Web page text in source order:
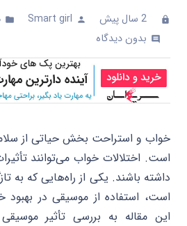
clock 2 سال پیش person
Smart girl
folder
comments بدون دیدگاه
خواب و استراحت بخش حیاتی از
است. اختلالات خواب می‌توانند
داشته باشند. یکی از راه‌هایی که به
است، استفاده از موسیقی در
این مقاله به بررسی تأثیر